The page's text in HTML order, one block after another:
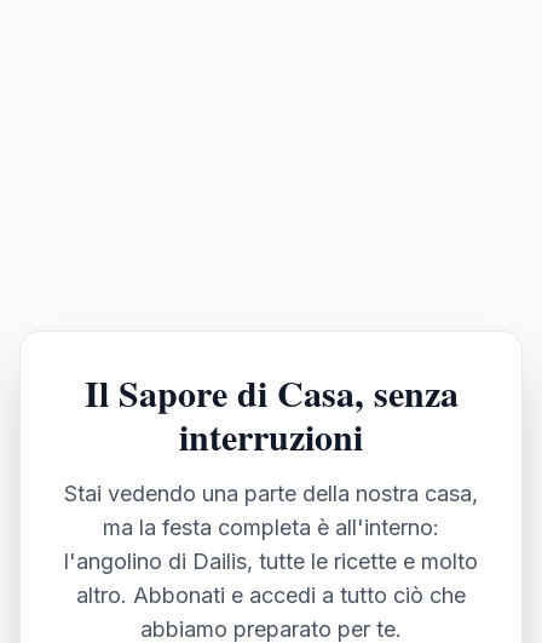
Il Sapore di Casa, senza
interruzioni
Stai vedendo una parte della nostra casa,
ma la festa completa è all'interno:
l'angolino di Dailis, tutte le ricette e molto
altro. Abbonati e accedi a tutto ciò che
abbiamo preparato per te.